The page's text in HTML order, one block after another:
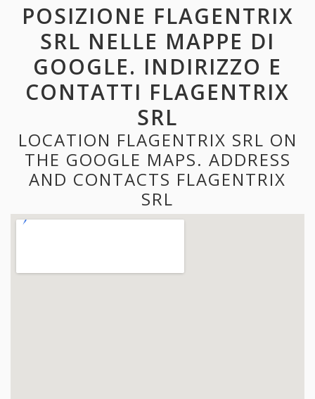
POSIZIONE FLAGENTRIX
SRL NELLE MAPPE DI
GOOGLE. INDIRIZZO E
CONTATTI FLAGENTRIX
SRL
LOCATION FLAGENTRIX SRL ON
THE GOOGLE MAPS. ADDRESS
AND CONTACTS FLAGENTRIX
SRL